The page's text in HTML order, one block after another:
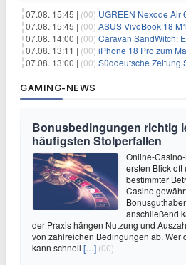
07.08. 15:45 | (00) UGREEN Nexode Air 65W
07.08. 15:45 | (00) ASUS VivoBook 18 M1807HA 18-
07.08. 14:00 | (00) Caravan SandWitch:
07.08. 13:11 | (00) iPhone 18 Pro zum Marktstart
07.08. 13:00 | (00) Süddeutsche Zeitung SZ
GAMING-NEWS
Bonusbedingungen richtig
häufigsten Stolperfallen
Online-
ersten Blick oft
bestimmter
Casino
anschließend
der Praxis hängen Nutzung und
von zahlreichen Bedingungen ab. Wer
kann schnell […] (00)